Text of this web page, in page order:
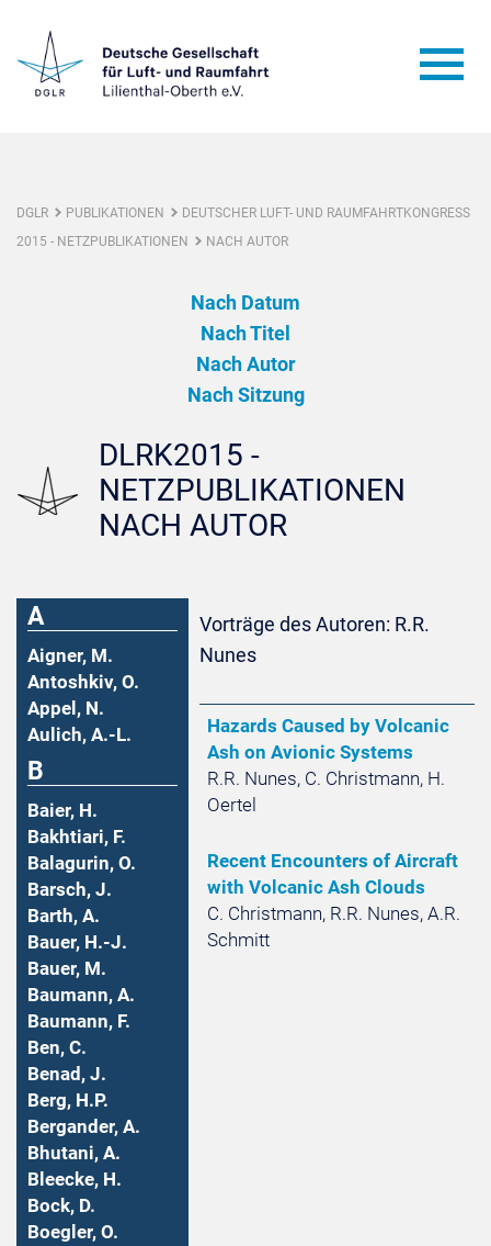
DGLR PUBLIKATIONEN
DEUTSCHER LUFT- UND RAUMFAHRTKONGRESS
2015 - NETZPUBLIKATIONEN
NACH AUTOR
Nach Datum
Nach Titel
Nach Autor
Nach Sitzung
DLRK2015 -
NETZPUBLIKATIONEN
NACH AUTOR
A
Aigner, M.
Antoshkiv, O.
Appel, N.
Aulich, A.-L.
B
Baier, H.
Bakhtiari, F.
Balagurin, O.
Barsch, J.
Barth, A.
Bauer, H.-J.
Bauer, M.
Baumann, A.
Baumann, F.
Ben, C.
Benad, J.
Berg, H.P.
Bergander, A.
Bhutani, A.
Bleecke, H.
Bock, D.
Boegler, O.
Vorträge des Autoren: R.R.
Nunes
Hazards Caused by Volcanic
Ash on Avionic Systems
R.R. Nunes, C. Christmann, H.
Oertel
Recent Encounters of Aircraft
with Volcanic Ash Clouds
C. Christmann, R.R. Nunes, A.R.
Schmitt